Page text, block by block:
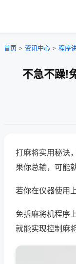
首页 > 资讯中心 > 程序
不急不躁!
打麻将实用秘诀
果你总输，可能
若你在仪器使用
免拆麻将机程序
就能实现控制麻